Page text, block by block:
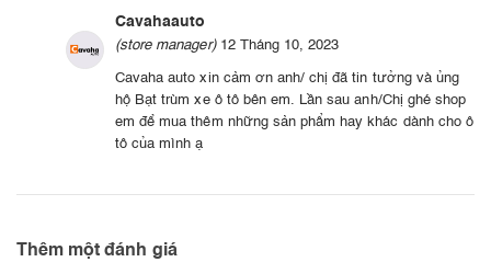
Cavahaauto
(store manager) 12 Tháng 10, 2023
Cavaha auto xin cảm ơn anh/ chị đã tin tưởng và ủng
hộ Bạt trùm xe ô tô bên em. Lần sau anh/Chị ghé shop
em để mua thêm những sản phẩm hay khác dành cho ô
tô của mình ạ
Thêm một đánh giá